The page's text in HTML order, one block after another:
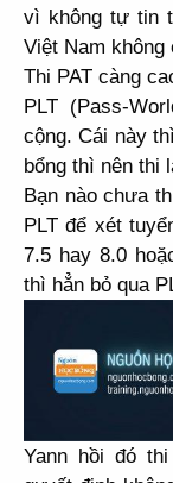
vì không tự tin
Việt Nam không
Thi PAT càng
PLT (Pass-
cộng. Cái này
bổng thì nên thi
Bạn nào chưa
PLT để xét
7.5 hay 8.0
thì hẳn bỏ qua
Yann hồi đó